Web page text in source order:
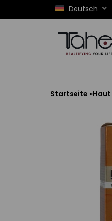
Deutsch
Startseite »Haut